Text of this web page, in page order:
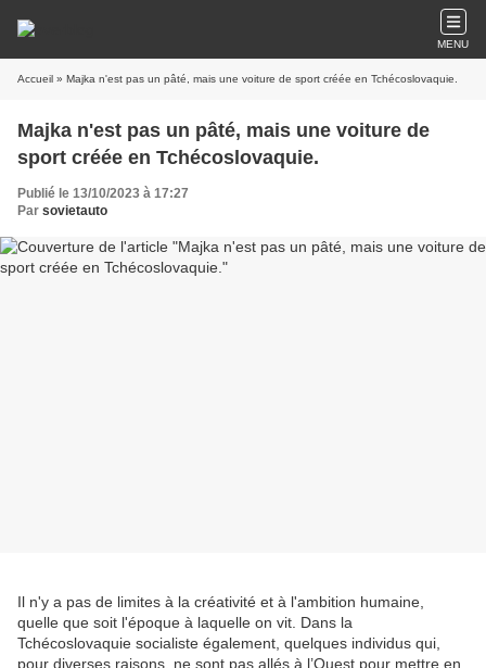
MENU
Accueil » Majka n'est pas un pâté, mais une voiture de sport créée en Tchécoslovaquie.
Majka n'est pas un pâté, mais une voiture de
sport créée en Tchécoslovaquie.
Publié le 13/10/2023 à 17:27
Par sovietauto
Il n'y a pas de limites à la créativité et à l'ambition humaine,
quelle que soit l'époque à laquelle on vit. Dans la
Tchécoslovaquie socialiste également, quelques individus qui,
pour diverses raisons, ne sont pas allés à l’Ouest pour mettre en